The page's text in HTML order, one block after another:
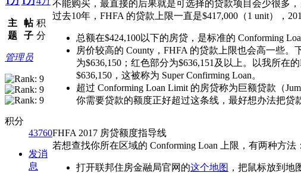
主
题
帖
子
积
分
管理员
积分
43760
发消
息
不能购买，最直接的后果就是可选择的贷款项目会少很多，
过去10年，FHFA 的贷款上限一直是$417,000（1 unit），
总额在$424,100以下的房贷，是标准的 Conforming
房价较高的 County，FHFA 的贷款上限也会高一些。
为$636,150；红色部分为$636,151及以上。以我所在
$636,150，这被称为 Super Confirming Loan。
超过 Conforming Loan Limit 的房贷称为巨额贷款（
你需要贷款的额度正好超过这条线，最好想办法把贷
FHFA 2017 房贷额度指导线
若想查找你所在区域的 Conforming Loan 上限，有两种方法：
打开联邦住房金融局官网的这个地图 ，把鼠标放到地